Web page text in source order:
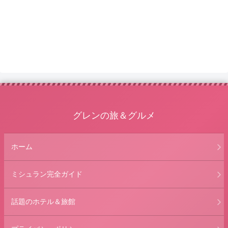
グレンの旅＆グルメ
ホーム
ミシュラン完全ガイド
話題のホテル＆旅館